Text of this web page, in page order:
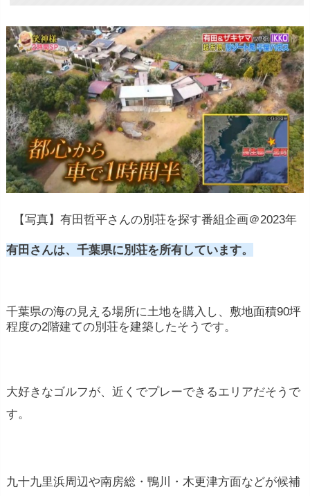
【写真】有田哲平さんの別荘を探す番組企画＠2023年
有田さんは、千葉県に別荘を所有しています。
千葉県の海の見える場所に土地を購入し、敷地面積90坪
程度の2階建ての別荘を建築したそうです。
大好きなゴルフが、近くでプレーできるエリアだそうで
す。
九十九里浜周辺や南房総・鴨川・木更津方面などが候補